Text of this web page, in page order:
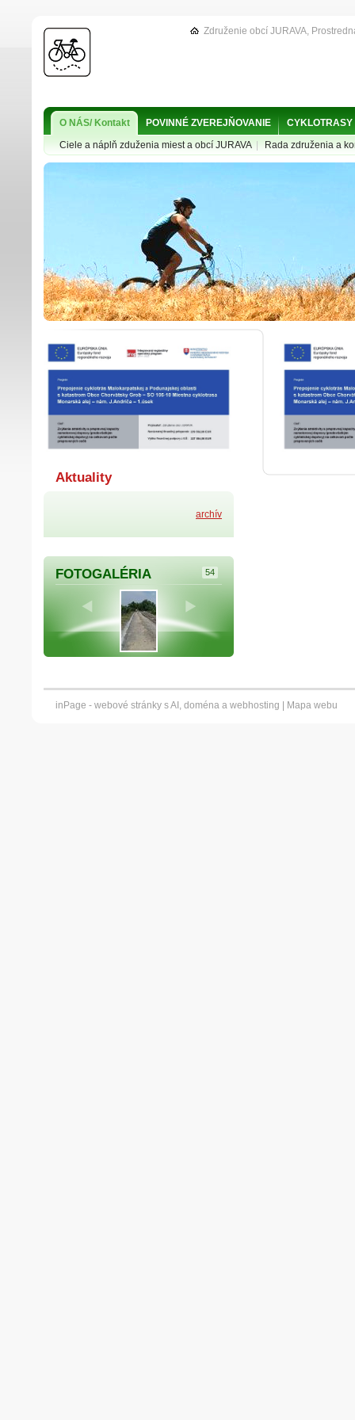
Aktuality
archív
FOTOGALÉRIA 54
O NÁS/ Kontakt POVINNÉ ZVEREJŇOVANIE
CYKLOTRASY
Ciele a náplň zduženia miest a obcí JURAVA
Rada združenia a
Združenie obcí JURAVA,
inPage - webové stránky s AI, doména a webhosting | Mapa webu